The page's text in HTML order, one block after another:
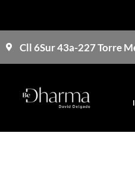
Cll 6Sur 43a-227 Torre